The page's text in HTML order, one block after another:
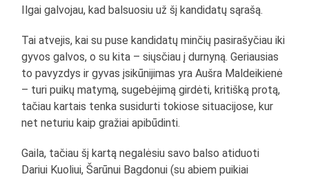
Ilgai galvojau, kad balsuosiu už šį kandidatų sąrašą.
Tai atvejis, kai su puse kandidatų minčių pasirašyčiau iki
gyvos galvos, o su kita – siųsčiau į durnyną. Geriausias
to pavyzdys ir gyvas įsikūnijimas yra Aušra Maldeikienė
– turi puikų matymą, sugebėjimą girdėti, kritišką protą,
tačiau kartais tenka susidurti tokiose situacijose, kur
net neturiu kaip gražiai apibūdinti.
Gaila, tačiau šį kartą negalėsiu savo balso atiduoti
Dariui Kuoliui, Šarūnui Bagdonui (su abiem puikiai